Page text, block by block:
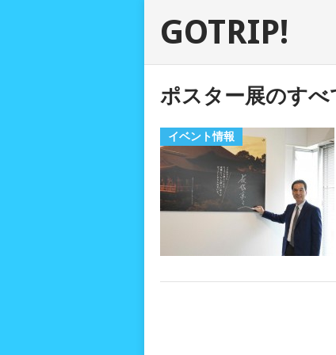
GOTRIP!
ポスター展のすべ
イベント情報